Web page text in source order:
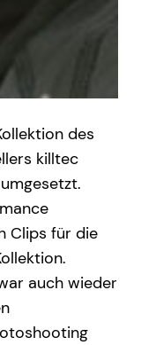
des
killtec
Clips für die
auch wieder